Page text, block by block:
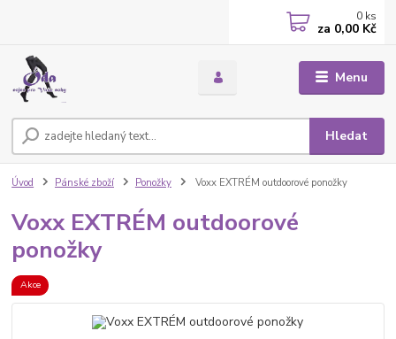
Menu
Hledat
0 ks
za 0,00 Kč
Úvod Pánské zboží Ponožky Voxx EXTRÉM outdoorové ponožky
Voxx EXTRÉM outdoorové
ponožky
Akce